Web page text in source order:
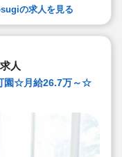
の求人を見る
人
園☆月給26.7万～☆